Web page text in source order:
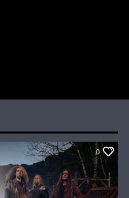
0